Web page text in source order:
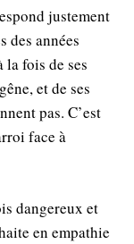
justement
des années
la fois de ses
et de ses
pas. C’est
face à
dangereux et
en empathie